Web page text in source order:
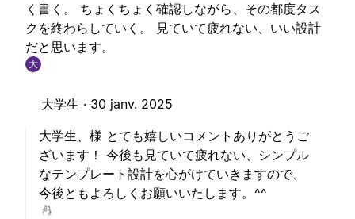
く書く。 ちょくちょく確認しながら、その都度タス
クを終わらしていく。 見ていて疲れない、いい設計
だと思います。
大
大学生 · 30 janv. 2025
大学生、様 とても嬉しいコメントありがとうご
ざいます！ 今後も見ていて疲れない、シンプル
なテンプレート設計を心がけていきますので、
今後ともよろしくお願いいたします。^^